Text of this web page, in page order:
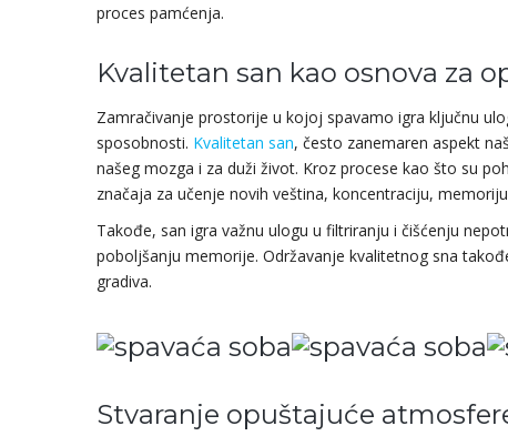
proces pamćenja.
Kvalitetan san kao osnova za
Zamračivanje prostorije u kojoj spavamo igra ključnu
sposobnosti. Kvalitetan san, često zanemaren aspekt
našeg mozga i za duži život. Kroz procese kao što su
značaja za učenje novih veština, koncentraciju,
Takođe, san igra važnu ulogu u filtriranju i čišćenju
poboljšanju memorije. Održavanje kvalitetnog sna
gradiva.
Stvaranje opuštajuće